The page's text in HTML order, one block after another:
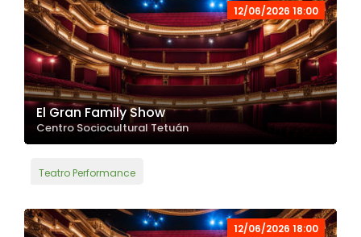
12/06/2026 18:00
El Gran Family Show
Centro Sociocultural Tetuán
Teatro Performance
12/06/2026 18:00